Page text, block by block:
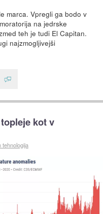
marca. Vpregli ga bodo v
na jedrske
teh je tudi El Capitan.
najzmogljivejši
kot v
tehnologija